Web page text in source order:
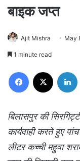
बाइक जप्त
Ajit Mishra May
1 minute read
Facebook
बिलासपुर की
कार्यवाही करते हुए
लीटर कच्ची महुवा